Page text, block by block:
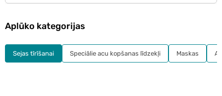
Aplūko kategorijas
Sejas tīrīšanai Speciālie acu kopšanas līdzekļi Maskas